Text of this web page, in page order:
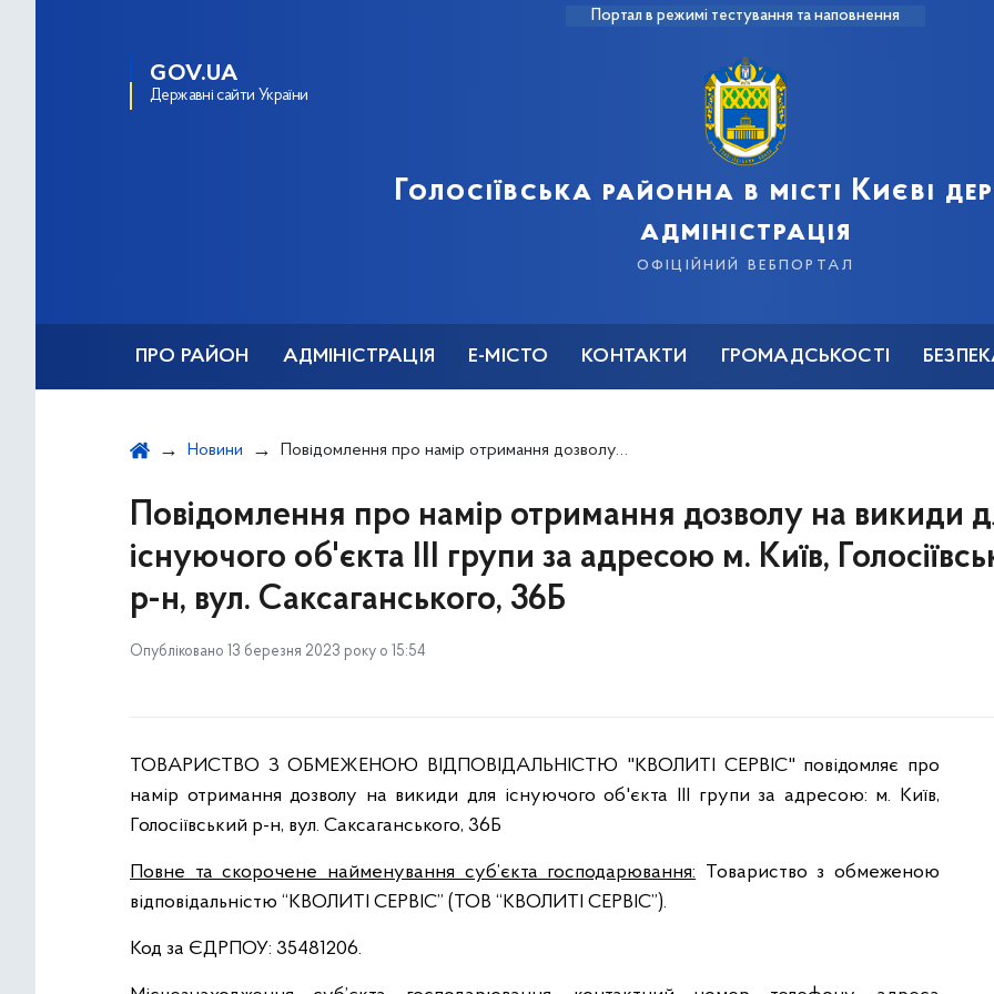
Портал в режимі тестування та наповнення
GOV.UA
Державні сайти України
Голосіївська районна в місті Києві
адміністрація
офіційний вебпортал
ПРО РАЙОН АДМІНІСТРАЦІЯ Е-МІСТО КОНТАКТИ ГРОМАДСЬКОСТІ
Новини Повідомлення про намір отримання дозволу на викиди для існуючого об&#039;єкта ІІІ групи за адресою м. Київ, Голосіївський р-н, вул. Саксаганського, 36Б
Повідомлення про намір отримання дозволу на викиди
існуючого об'єкта ІІІ групи за адресою м. Київ,
р-н, вул. Саксаганського, 36Б
Опубліковано 13 березня 2023 року о 15:54
ТОВАРИСТВО З ОБМЕЖЕНОЮ ВІДПОВІДАЛЬНІСТЮ "КВОЛИТІ СЕРВІС" повідомляє про
намір отримання дозволу на викиди для існуючого об'єкта ІІІ групи за адресою: м. Київ,
Голосіївський р-н, вул. Саксаганського, 36Б
Повне та скорочене найменування суб’єкта господарювання: Товариство з обмеженою
відповідальністю “КВОЛИТІ СЕРВІС” (ТОВ “КВОЛИТІ СЕРВІС”).
Код за ЄДРПОУ: 35481206.